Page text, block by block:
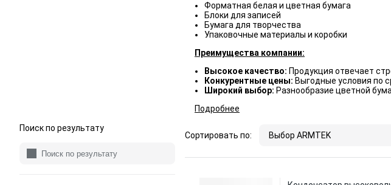
Форматная белая и цветная бумага
Блоки для записей
Бумага для творчества
Упаковочные материалы и коробки
Преимущества компании:
Высокое качество: Продукция отвечает
Конкурентные цены: Выгодные условия по
Широкий выбор: Разнообразие цветной
Подробнее
Поиск по результату
Сортировать по: Выбор ARMTEK